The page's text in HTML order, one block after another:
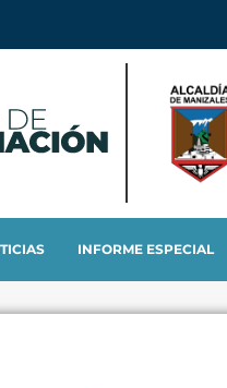
INFORME ESPECIAL